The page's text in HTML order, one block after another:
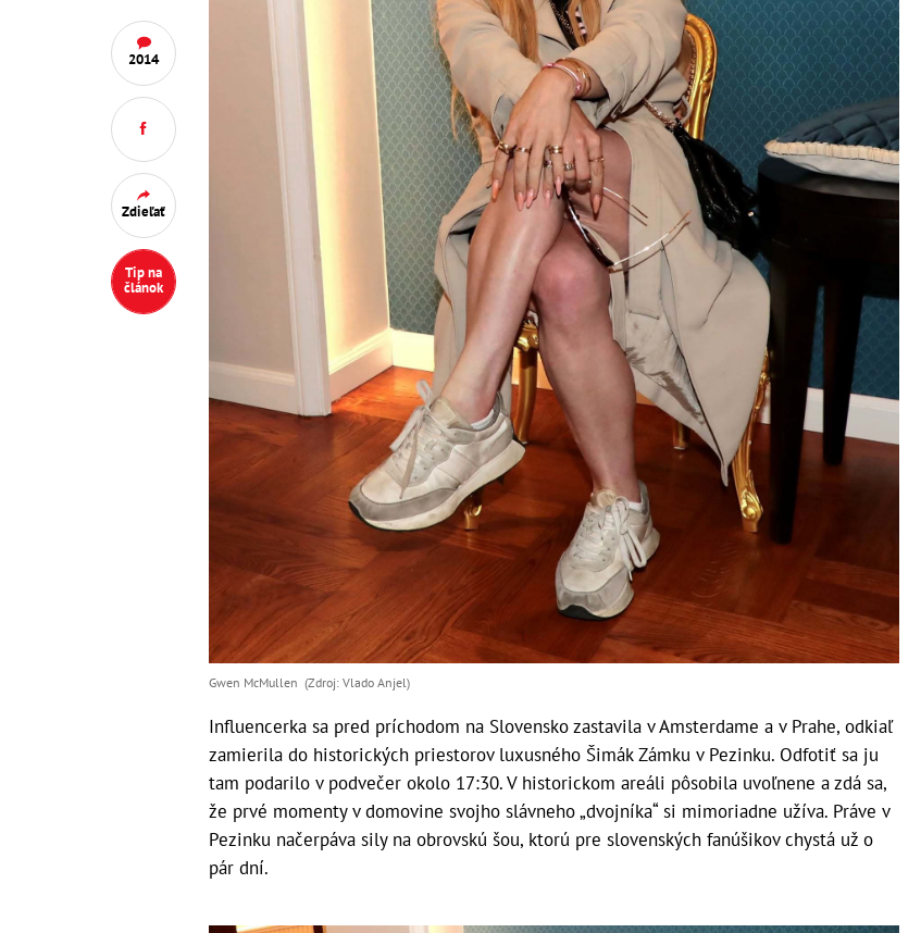
2014
Zdieľať
Tip na
článok
Gwen McMullen (Zdroj: Vlado Anjel)
Influencerka sa pred príchodom na Slovensko zastavila v Amsterdame a v Prahe, odkiaľ
zamierila do historických priestorov luxusného Šimák Zámku v Pezinku. Odfotiť sa ju
tam podarilo v podvečer okolo 17:30. V historickom areáli pôsobila uvoľnene a zdá sa,
že prvé momenty v domovine svojho slávneho „dvojníka“ si mimoriadne užíva. Práve v
Pezinku načerpáva sily na obrovskú šou, ktorú pre slovenských fanúšikov chystá už o
pár dní.